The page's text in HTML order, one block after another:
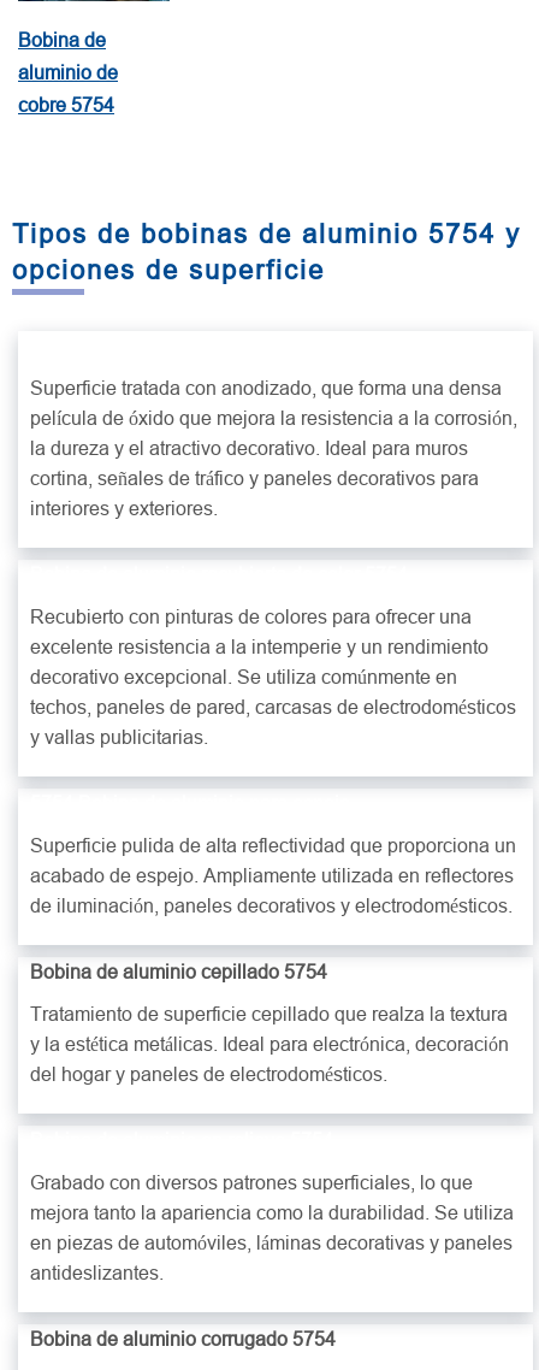
Bobina de
aluminio de
cobre 5754
Tipos de bobinas de aluminio 5754 y
opciones de superficie
Superficie tratada con anodizado, que forma una densa
película de óxido que mejora la resistencia a la corrosión,
la dureza y el atractivo decorativo. Ideal para muros
cortina, señales de tráfico y paneles decorativos para
interiores y exteriores.
Recubierto con pinturas de colores para ofrecer una
excelente resistencia a la intemperie y un rendimiento
decorativo excepcional. Se utiliza comúnmente en
techos, paneles de pared, carcasas de electrodomésticos
y vallas publicitarias.
Superficie pulida de alta reflectividad que proporciona un
acabado de espejo. Ampliamente utilizada en reflectores
de iluminación, paneles decorativos y electrodomésticos.
Bobina de aluminio cepillado 5754
Tratamiento de superficie cepillado que realza la textura
y la estética metálicas. Ideal para electrónica, decoración
del hogar y paneles de electrodomésticos.
Grabado con diversos patrones superficiales, lo que
mejora tanto la apariencia como la durabilidad. Se utiliza
en piezas de automóviles, láminas decorativas y paneles
antideslizantes.
Bobina de aluminio corrugado 5754